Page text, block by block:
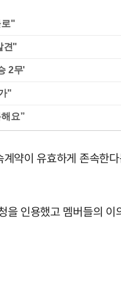
로"
견"
2무'
"
약이 유효하게 존속한
인용했고 멤버들의 이